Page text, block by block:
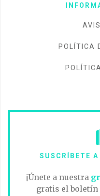
POLÍTICA
SUSCRÍBETE
¡Únete a nuestra
gratis el boletín